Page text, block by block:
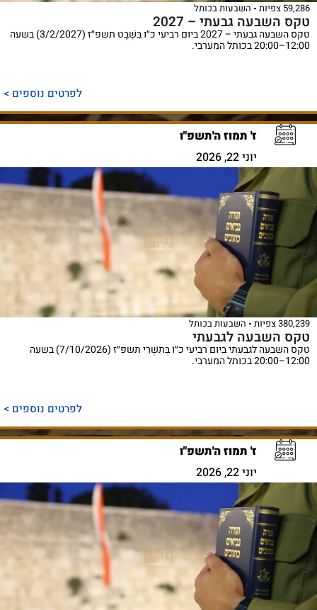
59,286 צפיות השבעות בכותל
טקס השבעה גבעתי – 2027
טקס השבעה גבעתי – 2027 ביום רביעי כ״ו בִּשְׁבָט תשפ״ז (3/2/2027) בשעה
12:00–20:00 בכותל המערבי.
לפרטים נוספים >
ז' תמוז ה'תשפ"ו
יוני 22, 2026
380,239 צפיות השבעות בכותל
טקס השבעה לגבעתי
טקס השבעה לגבעתי ביום רביעי כ״ו בְּתִשְׁרֵי תשפ״ז (7/10/2026) בשעה
12:00–20:00 בכותל המערבי.
לפרטים נוספים >
ז' תמוז ה'תשפ"ו
יוני 22, 2026